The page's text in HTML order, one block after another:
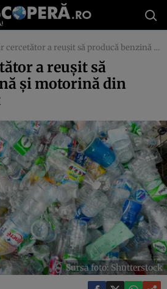
a reușit să producă benzină și motorină din plastic reciclat
a reușit să
și motorină din
Sursa foto: Shutterstock